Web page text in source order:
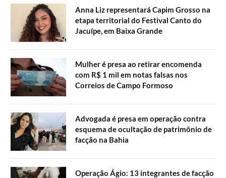
Anna Liz representará Capim Grosso na
etapa territorial do Festival Canto do
Jacuípe, em Baixa Grande
Mulher é presa ao retirar encomenda
com R$ 1 mil em notas falsas nos
Correios de Campo Formoso
Advogada é presa em operação contra
esquema de ocultação de patrimônio de
facção na Bahia
Operação Ágio: 13 integrantes de facção